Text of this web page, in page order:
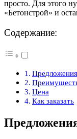
просто. Для этого
«Бетонстрой» и
Содержание:
Цена
Как заказать